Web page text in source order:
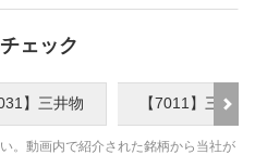
ェック
】三井物 【7011】三菱重
。動画内で紹介された銘柄から当社が